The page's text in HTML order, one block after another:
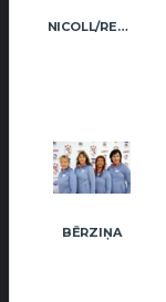
NICOLL/REGŽA
BĒRZIŅA